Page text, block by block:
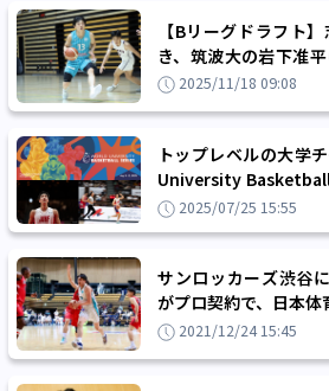
【Bリーグドラフト
き、筑波大の岩下准
ーが名乗りをあげる
2025/11/18 09:08
トップレベルの大学
University Basketball
日本学生選抜選手が発
2025/07/25 15:55
サンロッカーズ渋谷
がプロ契約で、日本
指定選手として加入
2021/12/24 15:45